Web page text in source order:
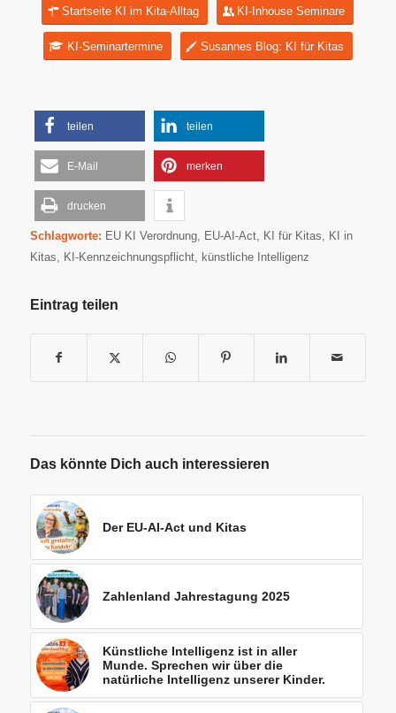
Startseite KI im Kita-Alltag KI-Inhouse Seminare
KI-Seminartermine Susannes Blog: KI für Kitas
teilen teilen
E-Mail merken
drucken
Schlagworte: EU KI Verordnung, EU-AI-Act, KI für Kitas
KI in
Kitas
KI-Kennzeichnungspflicht, künstliche Intelligenz
Eintrag teilen
Das könnte Dich auch interessieren
Der EU-AI-Act und Kitas
Zahlenland Jahrestagung 2025
Künstliche Intelligenz ist in aller
Munde. Sprechen wir über die
natürliche Intelligenz unserer Kinder.